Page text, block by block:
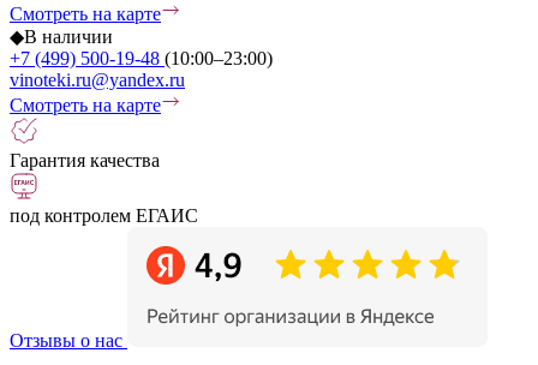
Смотреть на карте
◆В наличии
+7 (499) 500-19-48 (10:00–23:00)
vinoteki.ru@yandex.ru
Смотреть на карте
Гарантия качества
под контролем ЕГАИС
Отзывы о нас